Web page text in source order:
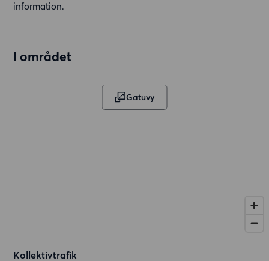
information.
I området
Gatuvy
Kollektivtrafik